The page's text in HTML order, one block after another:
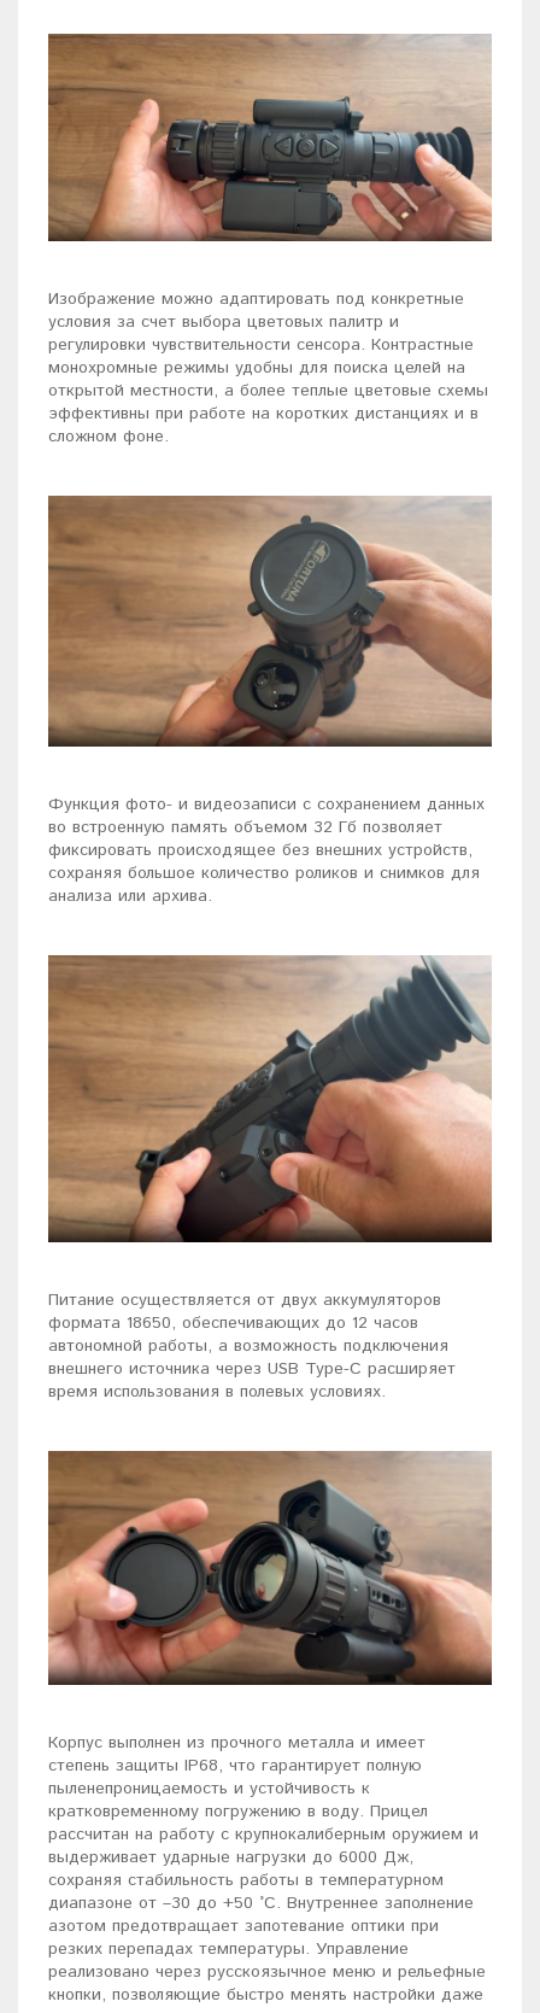
Изображение можно адаптировать под конкретные
условия за счет выбора цветовых палитр и
регулировки чувствительности сенсора. Контрастные
монохромные режимы удобны для поиска целей на
открытой местности, а более теплые цветовые схемы
эффективны при работе на коротких дистанциях и в
сложном фоне.
Функция фото- и видеозаписи с сохранением данных
во встроенную память объемом 32 Гб позволяет
фиксировать происходящее без внешних устройств,
сохраняя большое количество роликов и снимков для
анализа или архива.
Питание осуществляется от двух аккумуляторов
формата 18650, обеспечивающих до 12 часов
автономной работы, а возможность подключения
внешнего источника через USB Type-C расширяет
время использования в полевых условиях.
Корпус выполнен из прочного металла и имеет
степень защиты IP68, что гарантирует полную
пыленепроницаемость и устойчивость к
кратковременному погружению в воду. Прицел
рассчитан на работу с крупнокалиберным оружием и
выдерживает ударные нагрузки до 6000 Дж,
сохраняя стабильность работы в температурном
диапазоне от –30 до +50 °C. Внутреннее заполнение
азотом предотвращает запотевание оптики при
резких перепадах температуры. Управление
реализовано через русскоязычное меню и рельефные
кнопки, позволяющие быстро менять настройки даже